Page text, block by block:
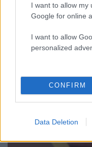
I want to allow my
Google for online
I want to allow
personalized
CONFIRM
Data Deletion
06:1907.06.19
Go back